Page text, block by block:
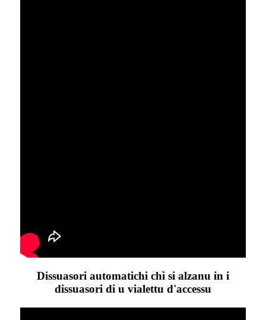
Dissuasori automatichi chì si alzanu in i
dissuasori di u vialettu d'accessu